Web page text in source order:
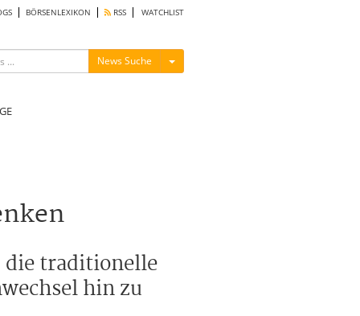
BÖRSENLEXIKON RSS WATCHLIST
News Suche Menü ein-/ausblenden
die traditionelle
hin zu